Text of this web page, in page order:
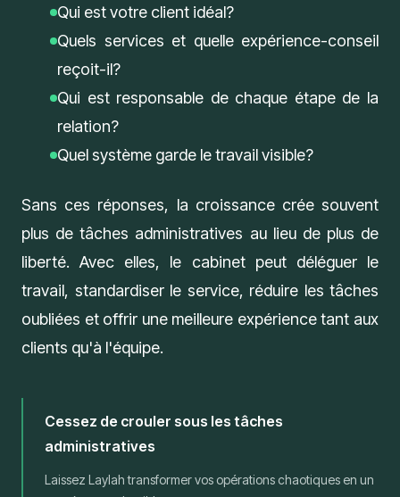
Qui est votre client idéal?
Quels services et quelle expérience-conseil
reçoit-il?
Qui est responsable de chaque étape de la
relation?
Quel système garde le travail visible?
Sans ces réponses, la croissance crée souvent
plus de tâches administratives au lieu de plus de
liberté. Avec elles, le cabinet peut déléguer le
travail, standardiser le service, réduire les tâches
oubliées et offrir une meilleure expérience tant aux
clients qu'à l'équipe.
Cessez de crouler sous les tâches
administratives
Laissez Laylah transformer vos opérations chaotiques en un